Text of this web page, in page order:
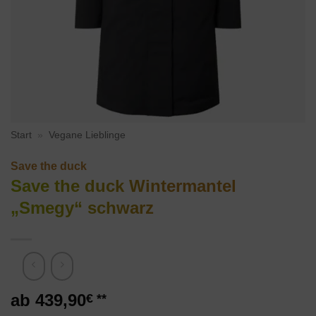
Start Vegane Lieblinge
Save the duck
Save the duck Wintermantel
„Smegy“ schwarz
439,90€